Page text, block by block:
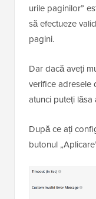
urile paginilor”
să efectueze
pagini.
Dar dacă aveți
verifice adresele
atunci puteți
După ce ați
butonul